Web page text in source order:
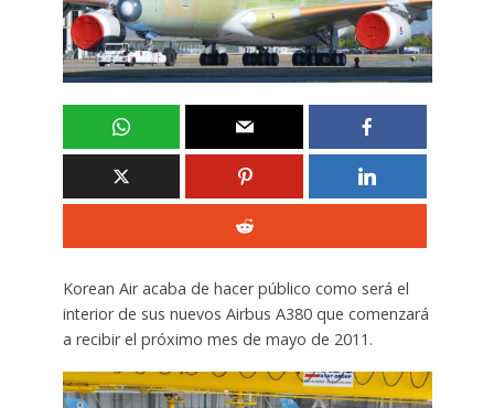
Korean Air acaba de hacer público como será el
interior de sus nuevos Airbus A380 que comenzará
a recibir el próximo mes de mayo de 2011.